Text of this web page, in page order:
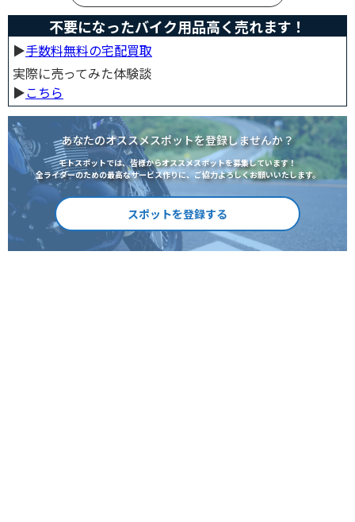
不要になったバイク用品高く売れます！
▶︎手数料無料の宅配買取
実際に売ってみた体験談
▶︎こちら
あなたのオススメスポットを登録しませんか？
モトスポットでは、皆様からオススメスポットを募集しています！
全ライダーのための最高なサービス作りに、ご協力よろしくお願いいたします。
スポットを登録する